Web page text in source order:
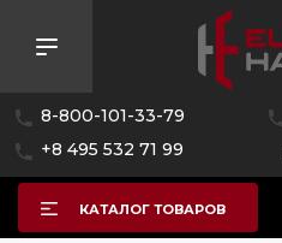
8-800-101-33-79
+8 495 532 71 99
КАТАЛОГ ТОВАРОВ